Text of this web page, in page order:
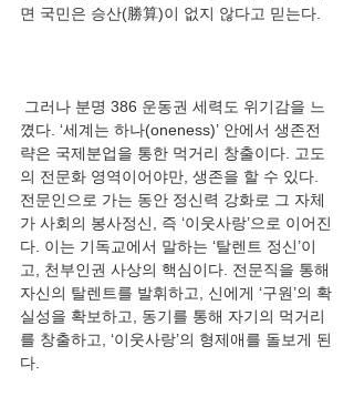
꼈다. ‘세계는 하나(oneness)’ 안에서 생존전
략은 국제분업을 통한 먹거리 창출이다. 고도
의 전문화 영역이어야만, 생존을 할 수 있다.
전문인으로 가는 동안 정신력 강화로 그 자체
가 사회의 봉사정신, 즉 ‘이웃사랑’으로 이어진
다. 이는 기독교에서 말하는 ‘탈렌트 정신’이
고, 천부인권 사상의 핵심이다. 전문직을 통해
자신의 탈렌트를 발휘하고, 신에게 ‘구원’의 확
실성을 확보하고, 동기를 통해 자기의 먹거리
를 창출하고, ‘이웃사랑’의 형제애를 돌보게 된